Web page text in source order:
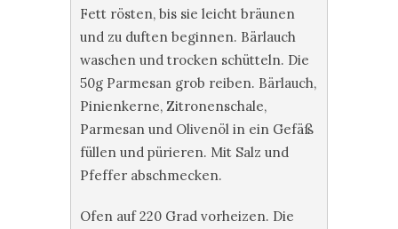
Fett rösten, bis sie leicht bräunen
und zu duften beginnen. Bärlauch
waschen und trocken schütteln. Die
50g Parmesan grob reiben. Bärlauch,
Pinienkerne, Zitronenschale,
Parmesan und Olivenöl in ein Gefäß
füllen und pürieren. Mit Salz und
Pfeffer abschmecken.
Ofen auf 220 Grad vorheizen. Die